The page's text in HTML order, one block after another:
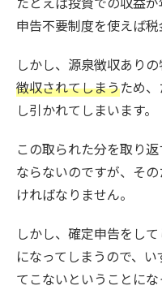
申告不要制度を使えば税
しかし、源泉徴収あり
徴収されてしまうため
し引かれてしまいます。
この取られた分を取り
ならないのですが、そ
ければなりません。
しかし、確定申告をし
になってしまうので、
てこないということにな